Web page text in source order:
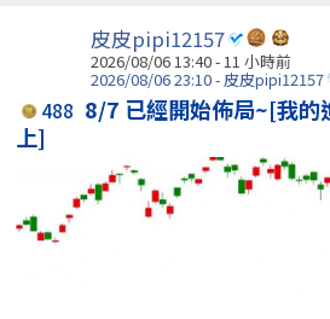
皮皮pipi12157
2026/08/06 13:40 -11 小時前
2026/08/06 23:10 - 皮皮pipi12157
488 8/7 已經開始佈局~[我
上]